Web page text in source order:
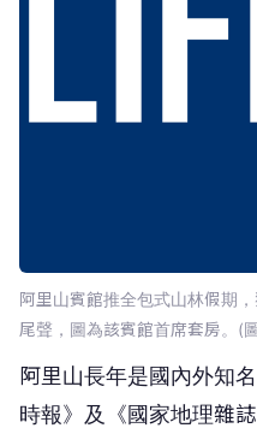
阿里山賓館推全包式山林假期
尾聲，圖為該賓館首席套房。(
阿里山長年是國內外知
時報》及《國家地理雜